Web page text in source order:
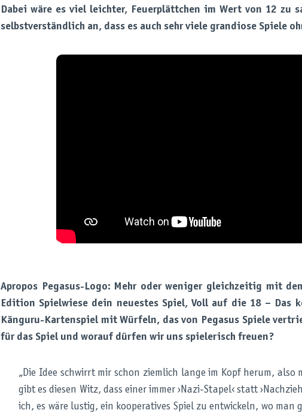
Dabei wäre es viel leichter, Feuerplättchen im Wert von 12 zu
selbstverständlich an, dass es auch sehr viele grandiose Spiele
Apropos Pegasus-Logo: Mehr oder weniger gleichzeitig mit
Edition Spielwiese dein neuestes Spiel, Voll auf die 18 – Das
Känguru-Kartenspiel mit Würfeln, das von Pegasus Spiele
für das Spiel und worauf dürfen wir uns spielerisch freuen?
„Die Idee schwirrt mir schon ziemlich lange im Kopf herum, also
gibt es diesen Witz, dass einer immer ›Nazi-Stapel‹ statt
ich, es wäre lustig, ein kooperatives Spiel zu entwickeln, wo man